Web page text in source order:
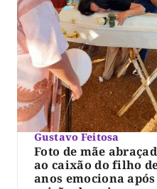
Gustavo Feitosa
Foto de mãe
ao caixão do filho
anos emociona após